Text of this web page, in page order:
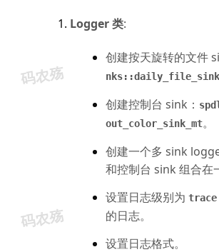
Logger 类:
创建按天旋转的文件
创建控制台 sink：
out_color_sink_mt。
创建一个多 sink
和控制台 sink 组合在
设置日志级别为 trace
的日志。
设置日志格式。